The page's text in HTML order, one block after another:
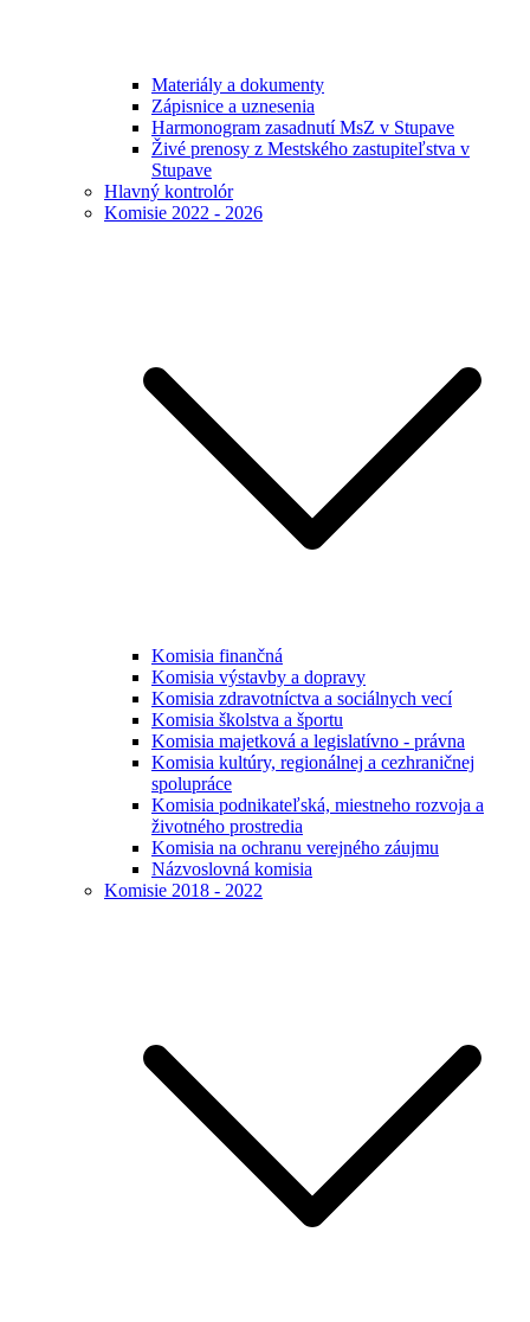
Materiály a dokumenty
Zápisnice a uznesenia
Harmonogram zasadnutí MsZ v Stupave
Živé prenosy z Mestského zastupiteľstva v
Stupave
Hlavný kontrolór
Komisie 2022 - 2026
Komisia finančná
Komisia výstavby a dopravy
Komisia zdravotníctva a sociálnych vecí
Komisia školstva a športu
Komisia majetková a legislatívno - právna
Komisia kultúry, regionálnej a cezhraničnej
spolupráce
Komisia podnikateľská, miestneho rozvoja a
životného prostredia
Komisia na ochranu verejného záujmu
Názvoslovná komisia
Komisie 2018 - 2022